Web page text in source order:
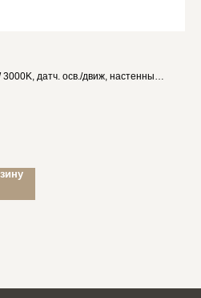
3000K, датч. осв./движ, настенный